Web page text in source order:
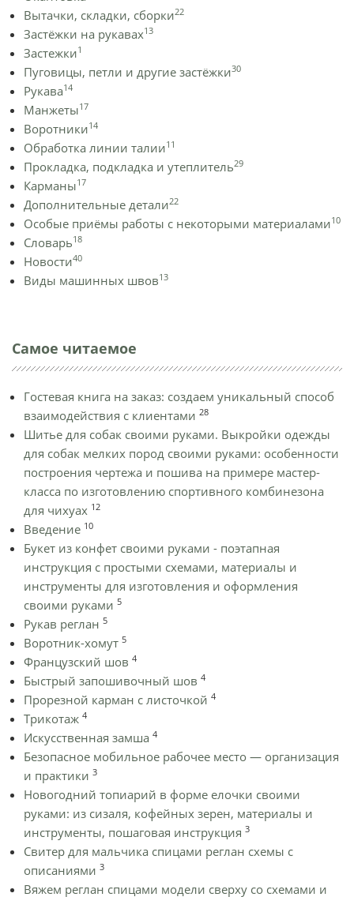
Вытачки, складки, сборки22
Застёжки на рукавах13
Застежки1
Пуговицы, петли и другие застёжки30
Рукава14
Манжеты17
Воротники14
Обработка линии талии11
Прокладка, подкладка и утеплитель29
Карманы17
Дополнительные детали22
Особые приёмы работы с некоторыми материалами10
Словарь18
Новости40
Виды машинных швов13
Самое читаемое
Гостевая книга на заказ: создаем уникальный способ
взаимодействия с клиентами 28
Шитье для собак своими руками. Выкройки одежды
для собак мелких пород своими руками: особенности
построения чертежа и пошива на примере мастер-
класса по изготовлению спортивного комбинезона
для чихуах 12
Введение 10
Букет из конфет своими руками - поэтапная
инструкция с простыми схемами, материалы и
инструменты для изготовления и оформления
своими руками 5
Рукав реглан 5
Воротник-хомут 5
Французский шов 4
Быстрый запошивочный шов 4
Прорезной карман с листочкой 4
Трикотаж 4
Искусственная замша 4
Безопасное мобильное рабочее место — организация
и практики 3
Новогодний топиарий в форме елочки своими
руками: из сизаля, кофейных зерен, материалы и
инструменты, пошаговая инструкция 3
Cвитер для мальчика спицами реглан схемы с
описаниями 3
Вяжем реглан спицами модели сверху со схемами и